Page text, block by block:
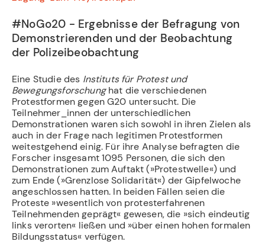
#NoGo20 - Ergebnisse der Befragung von
Demonstrierenden und der Beobachtung
der Polizeibeobachtung
Eine Studie des Instituts für Protest und
Bewegungsforschunghat die verschiedenen
Protestformen gegen G20 untersucht. Die
Teilnehmer_innen der unterschiedlichen
Demonstrationen waren sich sowohl in ihren Zielen als
auch in der Frage nach legitimen Protestformen
weitestgehend einig. Für ihre Analyse befragten die
Forscher insgesamt 1095 Personen, die sich den
Demonstrationen zum Auftakt (»Protestwelle«) und
zum Ende (»Grenzlose Solidarität«) der Gipfelwoche
angeschlossen hatten. In beiden Fällen seien die
Proteste »wesentlich von protesterfahrenen
Teilnehmenden geprägt« gewesen, die »sich eindeutig
links verorten« ließen und »über einen hohen formalen
Bildungsstatus« verfügen.